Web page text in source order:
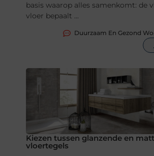
basis waarop alles samenkomt: de
vloer bepaalt ...
Duurzaam En Gezond
Kiezen tussen glanzende en
vloertegels